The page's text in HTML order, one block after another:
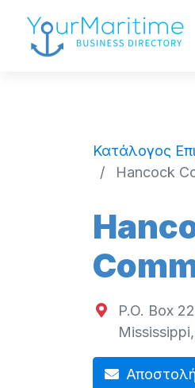
Κατάλογος
Hancock
P.O. Box
Mississippi,